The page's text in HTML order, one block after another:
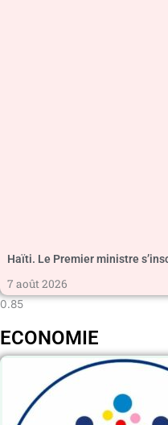
Haïti. Le Premier ministre
7 août 2026
ECONOMIE